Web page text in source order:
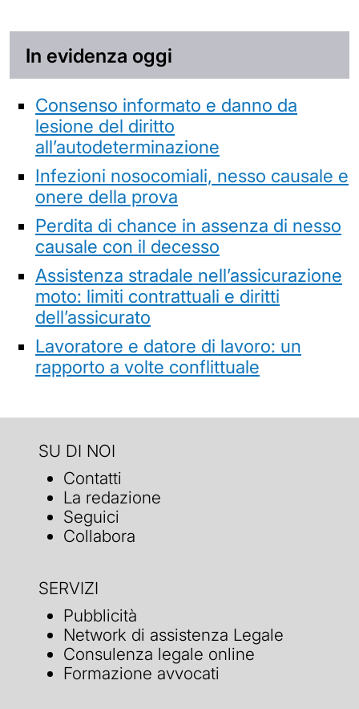
In evidenza oggi
Consenso informato e danno da
lesione del diritto
all’autodeterminazione
Infezioni nosocomiali, nesso causale e
onere della prova
Perdita di chance in assenza di nesso
causale con il decesso
Assistenza stradale nell’assicurazione
moto: limiti contrattuali e diritti
dell’assicurato
Lavoratore e datore di lavoro: un
rapporto a volte conflittuale
SU DI NOI
Contatti
La redazione
Seguici
Collabora
SERVIZI
Pubblicità
Network di assistenza Legale
Consulenza legale online
Formazione avvocati